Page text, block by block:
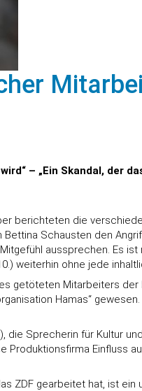
– „Ein Skandal, der
berichteten die
Schausten den
aussprechen. Es
weiterhin ohne jede
Mitarbeiters der
Hamas“ gewesen.
die Sprecherin für Kultur
Produktionsfirma Einfluss
ZDF gearbeitet hat, ist ein